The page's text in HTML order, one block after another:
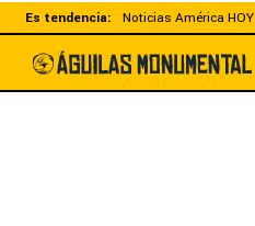
Es tendencia: Noticias América HOY